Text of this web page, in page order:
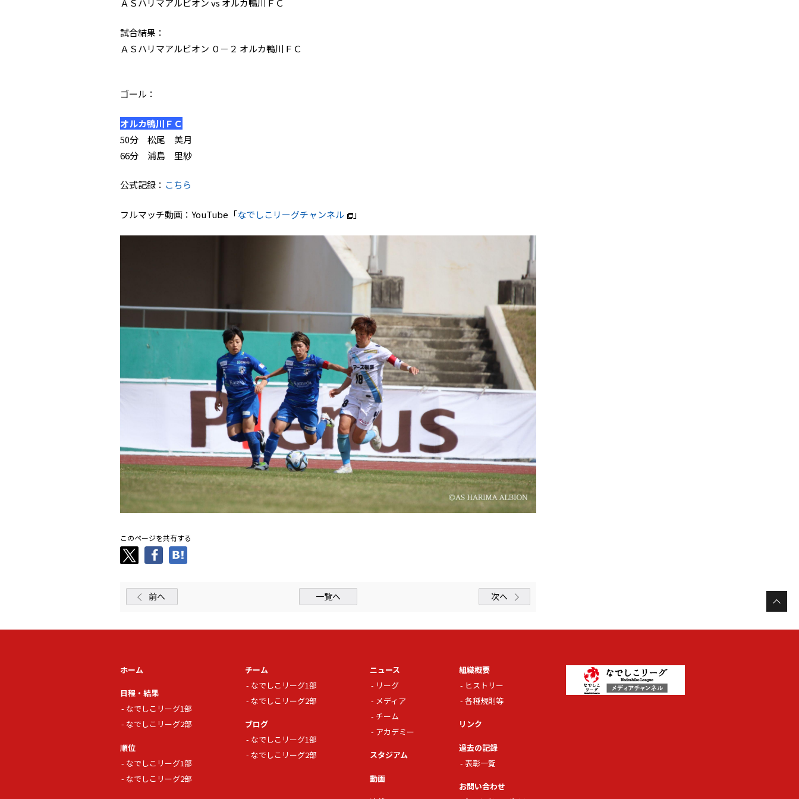
ＡＳハリマアルビオン vs オルカ鴨川ＦＣ
試合結果：
ＡＳハリマアルビオン ０－２ オルカ鴨川ＦＣ
ゴール：
オルカ鴨川ＦＣ
50分 松尾 美月
66分 浦島 里紗
公式記録： こちら
フルマッチ動画：YouTube「なでしこリーグチャンネル 」
このページを共有する
前へ 一覧へ 次へ
ホーム
日程・結果
なでしこリーグ1部
なでしこリーグ2部
順位
なでしこリーグ1部
なでしこリーグ2部
チーム
なでしこリーグ1部
なでしこリーグ2部
ブログ
なでしこリーグ1部
なでしこリーグ2部
ニュース
リーグ
メディア
チーム
アカデミー
スタジアム
動画
組織概要
ヒストリー
各種規則等
リンク
過去の記録
表彰一覧
お問い合わせ